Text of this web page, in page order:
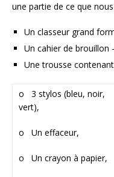
une partie de ce que
Un classeur grand
Un cahier de brouillon
Une trousse
o 3 stylos (bleu, noir,
vert),
o Un effaceur,
o Un crayon à papier,